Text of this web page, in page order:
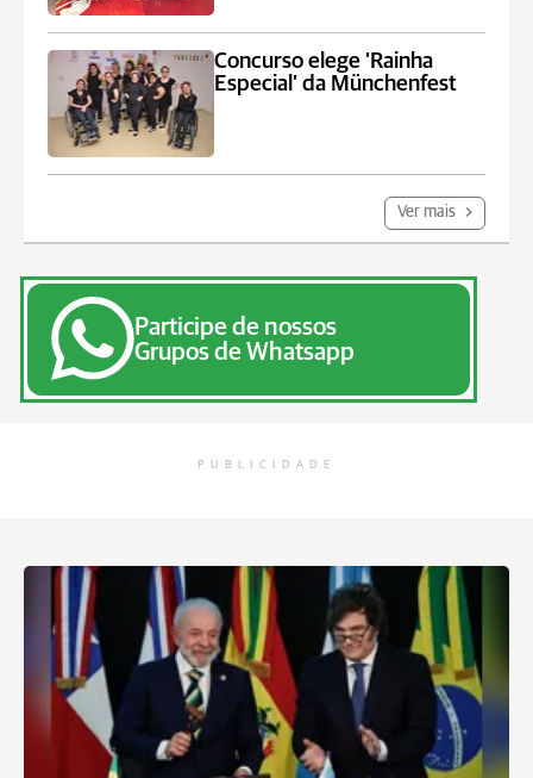
Concurso elege ‘Rainha
Especial’ da Münchenfest
Ver mais
Participe de nossos
Grupos de Whatsapp
PUBLICIDADE